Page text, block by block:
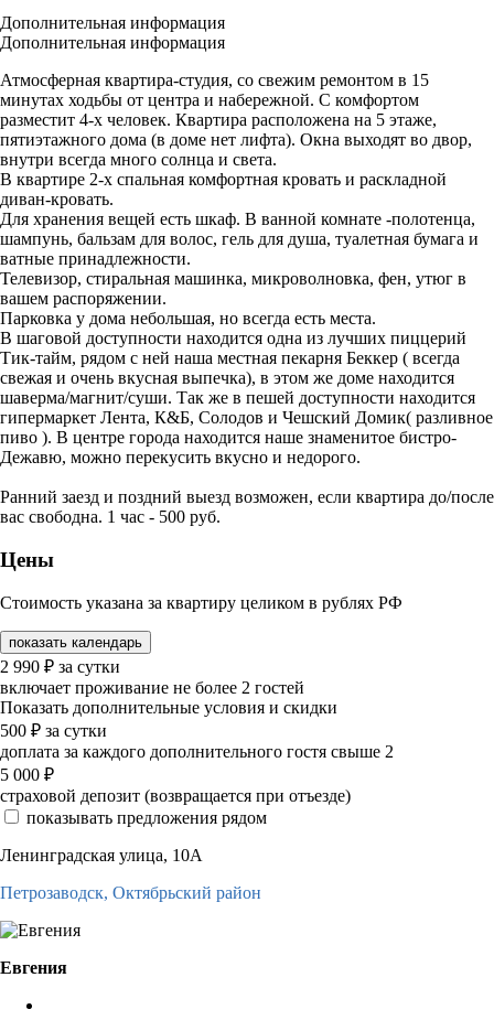
Дополнительная информация
Дополнительная информация
Атмосферная квартира-студия, со свежим ремонтом в 15
минутах ходьбы от центра и набережной. С комфортом
разместит 4-х человек. Квартира расположена на 5 этаже,
пятиэтажного дома (в доме нет лифта). Окна выходят во двор,
внутри всегда много солнца и света.
В квартире 2-х спальная комфортная кровать и раскладной
диван-кровать.
Для хранения вещей есть шкаф. В ванной комнате -полотенца,
шампунь, бальзам для волос, гель для душа, туалетная бумага и
ватные принадлежности.
Телевизор, стиральная машинка, микроволновка, фен, утюг в
вашем распоряжении.
Парковка у дома небольшая, но всегда есть места.
В шаговой доступности находится одна из лучших пиццерий
Тик-тайм, рядом с ней наша местная пекарня Беккер ( всегда
свежая и очень вкусная выпечка), в этом же доме находится
шаверма/магнит/суши. Так же в пешей доступности находится
гипермаркет Лента, К&Б, Солодов и Чешский Домик( разливное
пиво ). В центре города находится наше знаменитое бистро-
Дежавю, можно перекусить вкусно и недорого.
Ранний заезд и поздний выезд возможен, если квартира до/после
вас свободна. 1 час - 500 руб.
Цены
Стоимость указана за квартиру целиком в рублях РФ
показать календарь
2 990 ₽ за сутки
включает проживание не более 2 гостей
Показать дополнительные условия и скидки
500 ₽ за сутки
доплата за каждого дополнительного гостя свыше 2
5 000 ₽
страховой депозит (возвращается при отъезде)
показывать предложения рядом
Ленинградская улица, 10А
Петрозаводск, Октябрьский район
Евгения